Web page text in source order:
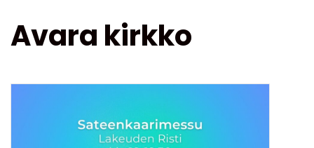
Avara kirkko